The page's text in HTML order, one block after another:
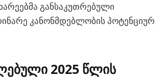
განსაკუთრებული
კანონმდებლობის პოტენციურ
2025 წლის